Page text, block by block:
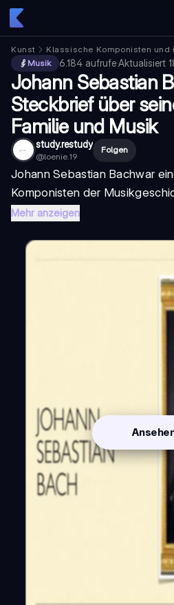
Kunst Klassische Komponisten und
Musik
6.184 aufrufe·Aktualisiert
Johann Sebastian
Steckbrief über
Familie und Musik
study.restudy
@loenie.19
Folgen
Johann Sebastian Bachwar
Komponisten der
Mehr anzeigen